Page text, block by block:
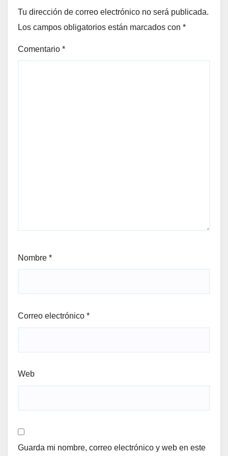
Tu dirección de correo electrónico no será publicada.
Los campos obligatorios están marcados con *
Comentario *
Nombre *
Correo electrónico *
Web
Guarda mi nombre, correo electrónico y web en este